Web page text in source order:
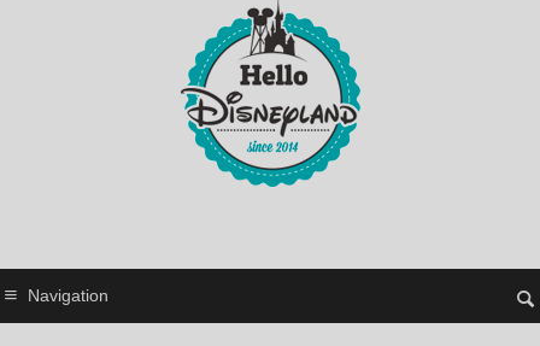
Navigation